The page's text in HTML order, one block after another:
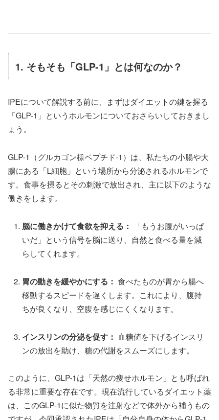
1. そもそも「GLP-1」とは何なのか？
IPEについて解説する前に、まずはダイエットの鍵を握る
「GLP-1」というホルモンについておさらいしておきまし
ょう。
GLP-1（グルカゴン様ペプチド-1）は、私たちの小腸や大
腸にある「L細胞」という場所から分泌されるホルモンで
す。食事を摂るとその刺激で放出され、主に以下のような
働きをします。
脳に働きかけて食欲を抑える：
「もうお腹がいっぱ
いだ」という信号を脳に送り、自然と食べる量を減
らしてくれます。
胃の動きを緩やかにする： 食べたものが胃から腸へ
移動するスピードを遅くします。これにより、腹持
ちが良くなり、空腹を感じにくくなります。
インスリンの分泌を促す： 血糖値を下げるインスリ
ンの放出を助け、糖の代謝をスムーズにします。
このように、GLP-1は「天然の痩せホルモン」とも呼ばれ
る非常に重要な存在です。現在流行しているダイエット薬
は、このGLP-1に似た物質を注射などで体外から補うもの